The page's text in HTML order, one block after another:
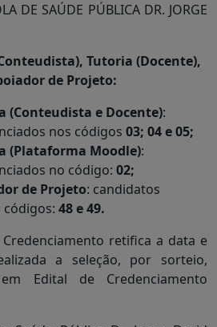
DE SAÚDE PÚBLICA DR. JORGE
Tutoria (Docente),
de Projeto:
(Conteudista e Docente):
nos códigos 03; 04 e 05;
(Plataforma Moodle):
no código: 02;
de Projeto: candidatos
códigos: 48 e 49.
retifica a data e
a seleção, por sorteio,
Edital de Credenciamento